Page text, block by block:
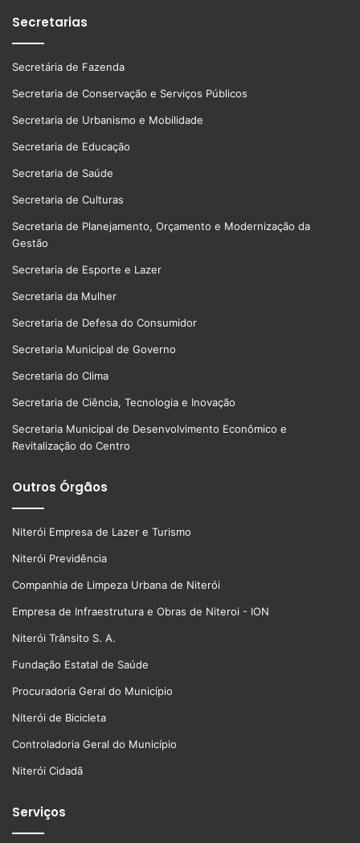
Secretarias
Secretária de Fazenda
Secretaria de Conservação e Serviços Públicos
Secretaria de Urbanismo e Mobilidade
Secretaria de Educação
Secretaria de Saúde
Secretaria de Culturas
Secretaria de Planejamento, Orçamento e Modernização da
Gestão
Secretaria de Esporte e Lazer
Secretaria da Mulher
Secretaria de Defesa do Consumidor
Secretaria Municipal de Governo
Secretaria do Clima
Secretaria de Ciência, Tecnologia e Inovação
Secretaria Municipal de Desenvolvimento Econômico e
Revitalização do Centro
Outros Órgãos
Niterói Empresa de Lazer e Turismo
Niterói Previdência
Companhia de Limpeza Urbana de Niterói
Empresa de Infraestrutura e Obras de Niteroi - ION
Niterói Trânsito S. A.
Fundação Estatal de Saúde
Procuradoria Geral do Município
Niterói de Bicicleta
Controladoria Geral do Município
Niterói Cidadã
Serviços